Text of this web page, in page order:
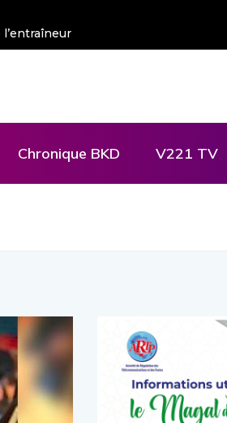
Visite du Directeur Général de
Chronique BKD V221 TV